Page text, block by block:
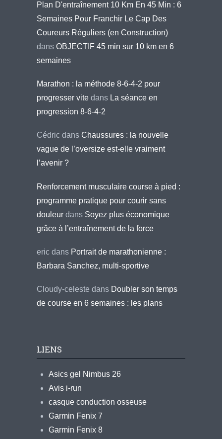
Plan D'entraînement 10 Km En 45 Min : 6
Semaines Pour Franchir Le Cap Des
Coureurs Réguliers (en Construction)
dans OBJECTIF 45 min sur 10 km en 6
semaines
Marathon : la méthode 8-6-4-2 pour
progresser vite dans La séance en
progression 8-6-4-2
Cédric dans Chaussures : la nouvelle
vague de l’oversize est-elle vraiment
l’avenir ?
Renforcement musculaire course à pied :
programme pratique pour courir sans
douleur dans Soyez plus économique
grâce à l’entraînement de la force
eric dans Portrait de marathonienne :
Barbara Sanchez, multi-sportive
Cloudy-celeste dans Doubler son temps
de course en 6 semaines : les plans
LIENS
Asics gel Nimbus 26
Avis i-run
casque conduction osseuse
Garmin Fenix 7
Garmin Fenix 8